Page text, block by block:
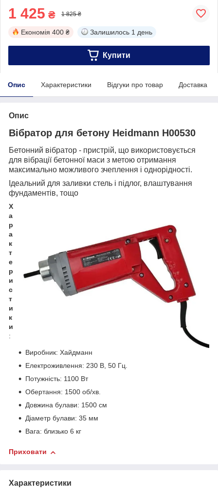
1 425 ₴ 1 825 ₴
Економія 400 ₴ Залишилось 1 день
Купити
Опис Характеристики Відгуки про товар Доставка
Опис
Вібратор для бетону Heidmann H00530
Бетонний вібратор - пристрій, що використовується
для вібрації бетонної маси з метою отримання
максимально можливого зчеплення і однорідності.
Ідеальний для заливки стель і підлог, влаштування
фундаментів, тощо
Х
а
р
а
к
т
е
р
и
с
т
и
к
и
:
Виробник: Хайдманн
Електроживлення: 230 В, 50 Гц.
Потужність: 1100 Вт
Обертання: 1500 об/хв.
Довжина булави: 1500 см
Діаметр булави: 35 мм
Вага: близько 6 кг
Приховати
Характеристики